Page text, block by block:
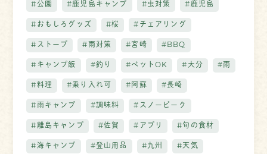
#公園 #鹿児島キャンプ #虫対策 #鹿児島
#おもしろグッズ #桜 #チェアリング
#ストーブ #雨対策 #宮崎 #BBQ
#キャンプ飯 #釣り #ペットOK #大分 #雨
#料理 #乗り入れ可 #阿蘇 #長崎
#雨キャンプ #調味料 #スノーピーク
#離島キャンプ #佐賀 #アプリ #旬の食材
#海キャンプ #登山用品 #九州 #天気